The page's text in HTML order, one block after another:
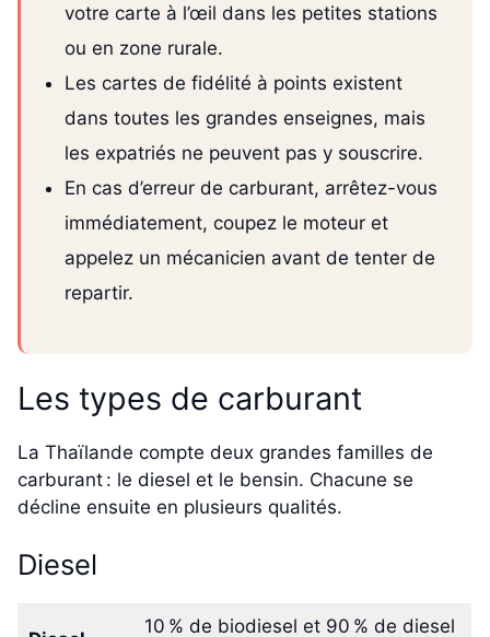
votre carte à l’œil dans les petites stations
ou en zone rurale.
Les cartes de fidélité à points existent
dans toutes les grandes enseignes, mais
les expatriés ne peuvent pas y souscrire.
En cas d’erreur de carburant, arrêtez-vous
immédiatement, coupez le moteur et
appelez un mécanicien avant de tenter de
repartir.
Les types de carburant
La Thaïlande compte deux grandes familles de
carburant : le diesel et le bensin. Chacune se
décline ensuite en plusieurs qualités.
Diesel
10 % de biodiesel et 90 % de diesel